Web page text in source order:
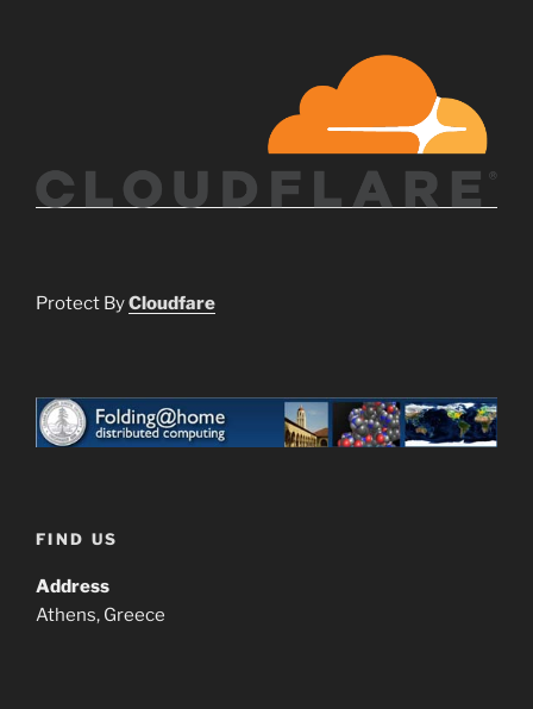
Protect ByCloudfare
FIND US
Address
Athens, Greece